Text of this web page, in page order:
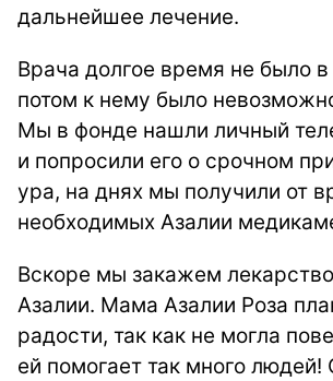
дальнейшее лечение.
Врача долгое время не было в
потом к нему было
Мы в фонде нашли личный
и попросили его о срочном
ура, на днях мы получили от
необходимых Азалии
Вскоре мы закажем
Азалии. Мама Азалии Роза
радости, так как не могла
ей помогает так много людей!